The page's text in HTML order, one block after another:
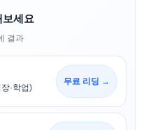
세요
결과
·학업)
무료 리딩 →